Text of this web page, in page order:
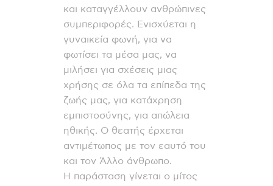
και καταγγέλλουν ανθρώπινες
συμπεριφορές. Ενισχύεται η
γυναικεία φωνή, για να
φωτίσει τα μέσα μας, να
μιλήσει για σχέσεις μιας
χρήσης σε όλα τα επίπεδα της
ζωής μας, για κατάχρηση
εμπιστοσύνης, για απώλεια
ηθικής. Ο θεατής έρχεται
αντιμέτωπος με τον εαυτό του
και τον Άλλο άνθρωπο.
Η παράσταση γίνεται ο μίτος